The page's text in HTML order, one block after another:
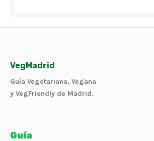
VegMadrid
Guía Vegetariana, Vegana
y VegFriendly de Madrid.
Guía